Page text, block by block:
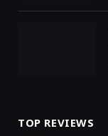
TOP REVIEWS